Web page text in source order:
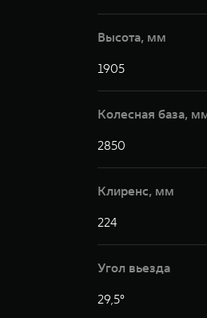
Высота, мм
1905
Колесная база,
2850
Клиренс, мм
224
Угол вьезда
29,5°